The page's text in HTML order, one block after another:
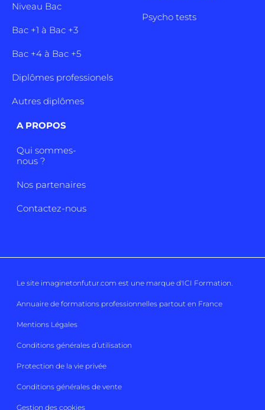
Niveau Bac
Bac +1 à Bac +3
Bac +4 à Bac +5
Diplômes professionels
Autres diplômes
Psycho tests
A PROPOS
Qui sommes-
nous ?
Nos partenaires
Contactez-nous
Le site imaginetonfutur.com est une marque d'ICI Formation.
Annuaire de formations professionnelles partout en France
Mentions Légales
Conditions générales d’utilisation
Protection de la vie privée
Conditions générales de vente
Gestion des cookies